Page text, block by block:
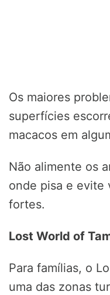
Os maiores
superfícies
macacos em
Não alimente os
onde pisa e evite
fortes.
Lost World of
Para famílias, o
uma das zonas